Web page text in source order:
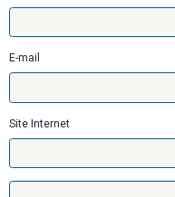
E-mail
Site Internet